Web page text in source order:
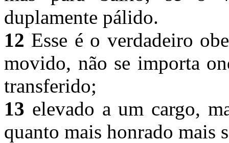
duplamente pálido.
12 Esse é o verdadeiro
movido, não se importa
transferido;
13 elevado a um cargo,
quanto mais honrado mais